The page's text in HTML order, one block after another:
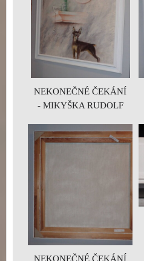
NEKONEČNÉ ČEKÁNÍ
- MIKYŠKA RUDOLF
NEKONEČNÉ ČEKÁNÍ